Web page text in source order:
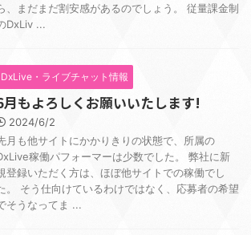
、まだまだ割安感があるのでしょう。 従量課金制
DxLiv ...
DxLive・ライブチャット情報
月もよろしくお願いいたします!
2024/6/2
月も他サイトにかかりきりの状態で、所属の
稼働パフォーマーは少数でした。 弊社に新
登録いただく方は、ほぼ他サイトでの稼働でし
。 そう仕向けているわけではなく、応募者の希望
そうなってま ...